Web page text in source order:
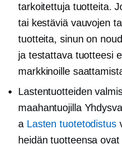
tarkoitettuja tuotteita.
tai kestäviä vauvojen
tuotteita, sinun on
ja testattava tuotteesi
markkinoille
Lastentuotteiden
maahantuojilla
a Lasten tuotetodistus
heidän tuotteensa ovat